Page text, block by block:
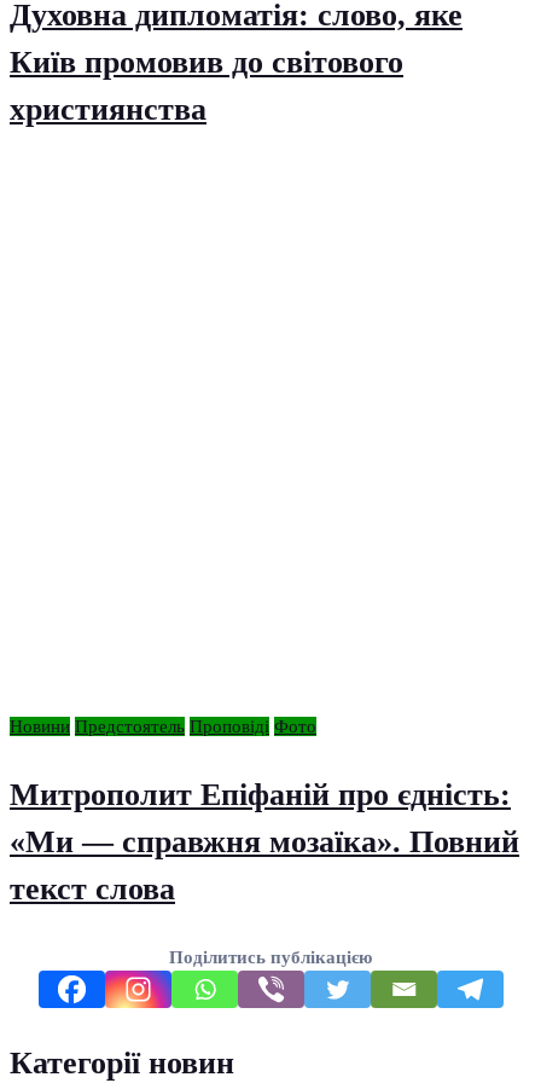
Духовна дипломатія: слово, яке
Київ промовив до світового
християнства
Новини Предстоятель Проповіді Фото
Митрополит Епіфаній про єдність:
«Ми — справжня мозаїка». Повний
текст слова
Поділитись публікацією
Категорії новин